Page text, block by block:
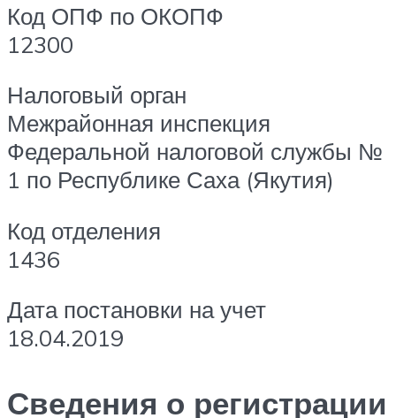
Код ОПФ по ОКОПФ
12300
Налоговый орган
Межрайонная инспекция
Федеральной налоговой службы №
1 по Республике Саха (Якутия)
Код отделения
1436
Дата постановки на учет
18.04.2019
Сведения о регистрации